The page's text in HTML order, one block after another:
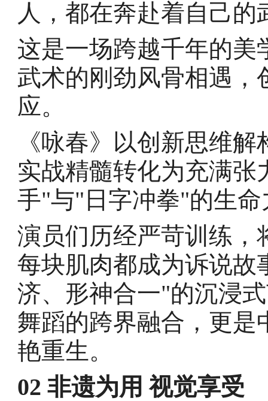
人，都在奔赴着自己的
这是一场跨越千年的美
武术的刚劲风骨相遇，
应。
《咏春》以创新思维
实战精髓转化为充满
手"与"日字冲拳"的生
演员们历经严苛训练，
每块肌肉都成为诉说
济、形神合一"的沉浸
舞蹈的跨界融合，更是
艳重生。
02 非遗为用 视觉享受